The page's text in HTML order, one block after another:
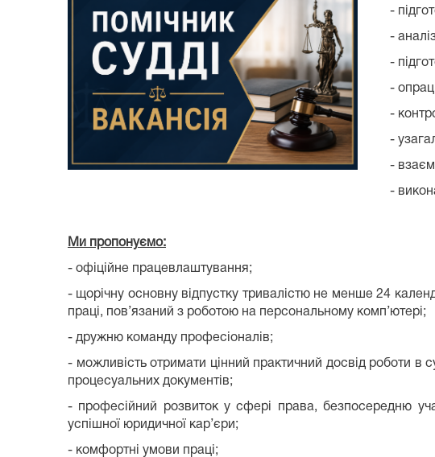
-
-
-
-
-
-
-
-
Ми пропонуємо:
- офіційне працевлаштування;
- щорічну основну відпустку тривалістю не менше 24
праці, пов’язаний з роботою на персональному комп’ютері;
- дружню команду професіоналів;
- можливість отримати цінний практичний досвід роботи в
процесуальних документів;
- професійний розвиток у сфері права, безпосередню
успішної юридичної кар’єри;
- комфортні умови праці;